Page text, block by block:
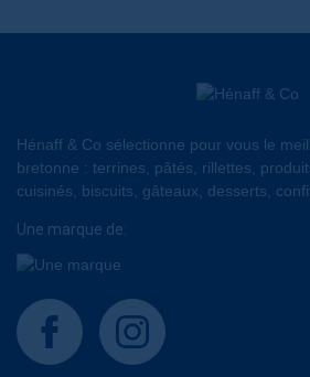
Hénaff & Co sélectionne pour vous le
bretonne : terrines, pâtés, rillettes,
cuisinés, biscuits, gâteaux, desserts,
Une marque de:
facebook instagram